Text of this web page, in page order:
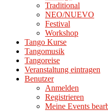
Traditional
NEO/NUEVO
Festival
Workshop
Tango Kurse
Tangomusik
Tangoreise
Veranstaltung eintragen
Benutzer
Anmelden
Registrieren
Meine Events